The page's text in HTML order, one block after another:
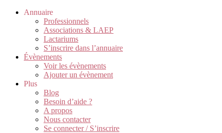
Annuaire
Professionnels
Associations & LAEP
Lactariums
S’inscrire dans l’annuaire
Évènements
Voir les évènements
Ajouter un évènement
Plus
Blog
Besoin d’aide ?
A propos
Nous contacter
Se connecter / S’inscrire